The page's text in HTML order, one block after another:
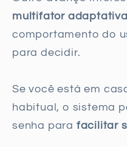
multifator adaptativa
comportamento do
para decidir.
Se você está em
habitual, o sistema
senha para facilitar